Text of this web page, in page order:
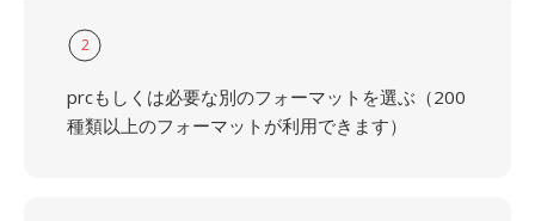
2
prcもしくは必要な別のフォーマットを選ぶ（200
種類以上のフォーマットが利用できます）